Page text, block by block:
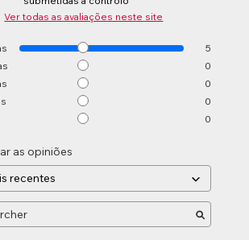
Ver todas as avaliações neste site
5
0
0
0
0
as opiniões